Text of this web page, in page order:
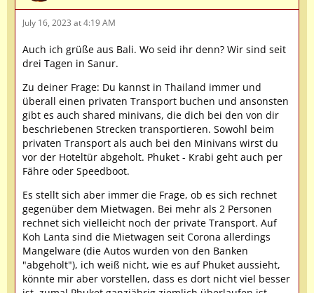
July 16, 2023 at 4:19 AM
Auch ich grüße aus Bali. Wo seid ihr denn? Wir sind seit
drei Tagen in Sanur.
Zu deiner Frage: Du kannst in Thailand immer und
überall einen privaten Transport buchen und ansonsten
gibt es auch shared minivans, die dich bei den von dir
beschriebenen Strecken transportieren. Sowohl beim
privaten Transport als auch bei den Minivans wirst du
vor der Hoteltür abgeholt. Phuket - Krabi geht auch per
Fähre oder Speedboot.
Es stellt sich aber immer die Frage, ob es sich rechnet
gegenüber dem Mietwagen. Bei mehr als 2 Personen
rechnet sich vielleicht noch der private Transport. Auf
Koh Lanta sind die Mietwagen seit Corona allerdings
Mangelware (die Autos wurden von den Banken
"abgeholt"), ich weiß nicht, wie es auf Phuket aussieht,
könnte mir aber vorstellen, dass es dort nicht viel besser